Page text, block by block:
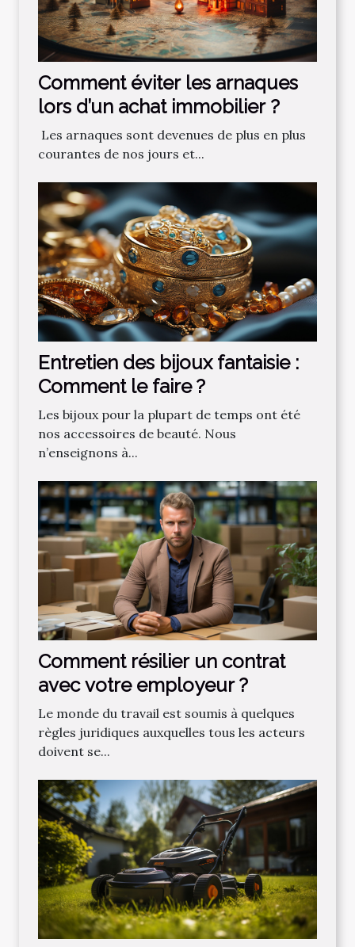
Comment‌ ‌éviter‌ ‌les‌ ‌arnaques‌
‌lors‌ ‌d’un‌ ‌achat‌ ‌immobilier ?‌ ‌
‌ Les‌ ‌arnaques‌ ‌sont‌ ‌devenues‌ ‌de‌ ‌plus‌ ‌en‌ ‌plus‌
‌courantes‌ ‌de‌ ‌nos‌ ‌jours‌ ‌et‌...
Entretien des bijoux fantaisie :
Comment le faire ?
Les bijoux pour la plupart de temps ont été
nos accessoires de beauté. Nous
n’enseignons à...
Comment résilier un contrat
avec votre employeur ?
Le monde du travail est soumis à quelques
règles juridiques auxquelles tous les acteurs
doivent se...